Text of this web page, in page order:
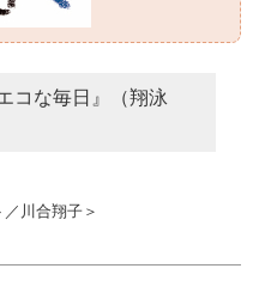
コな毎日』（翔泳
川合翔子＞